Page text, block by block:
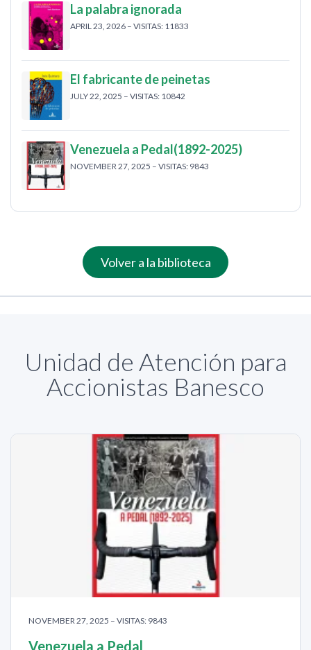
La palabra ignorada
APRIL 23, 2026 – VISITAS: 11833
El fabricante de peinetas
JULY 22, 2025 – VISITAS: 10842
Venezuela a Pedal(1892-2025)
NOVEMBER 27, 2025 – VISITAS: 9843
Volver a la biblioteca
Unidad de Atención para
Accionistas Banesco
NOVEMBER 27, 2025 – VISITAS: 9843
Venezuela a Pedal